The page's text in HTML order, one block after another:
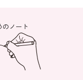
ノート